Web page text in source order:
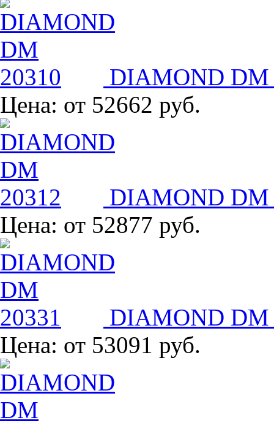
DIAMOND DM
Цена: от 52662 руб.
DIAMOND DM
Цена: от 52877 руб.
DIAMOND DM
Цена: от 53091 руб.